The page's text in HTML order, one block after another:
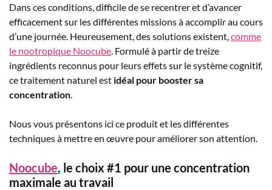
Dans ces conditions, difficile de se recentrer et d’avancer
efficacement sur les différentes missions à accomplir au cours
d’une journée. Heureusement, des solutions existent,comme
le nootropique Noocube. Formulé à partir de treize
ingrédients reconnus pour leurs effets sur le système cognitif,
ce traitement naturel est idéal pour booster sa
concentration.
Nous vous présentons ici ce produit et les différentes
techniques à mettre en œuvre pour améliorer son attention.
Noocube, le choix #1 pour une concentration
maximale au travail